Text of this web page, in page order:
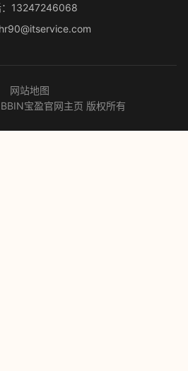
：13247246068
网站地图
宝盈官网主页 版权所有